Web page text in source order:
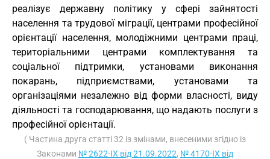
реалізує державну політику у сфері зайнятості
населення та трудової міграції, центрами професійної
орієнтації населення, молодіжними центрами праці,
територіальними центрами комплектування та
соціальної підтримки, установами виконання
покарань, підприємствами, установами та
організаціями незалежно від форми власності, виду
діяльності та господарювання, що надають послуги з
професійної орієнтації.
( Частина друга статті 32 із змінами, внесеними згідно із
Законами № 2622-IX від 21.09.2022, № 4170-IX від